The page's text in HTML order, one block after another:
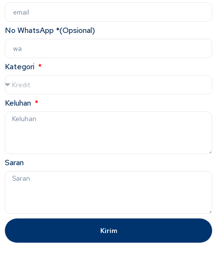
No WhatsApp *(Opsional)
Kategori
Keluhan
Saran
Kirim